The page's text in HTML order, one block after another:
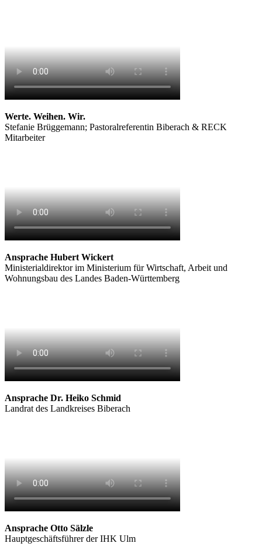
Werte. Weihen. Wir.
Stefanie Brüggemann; Pastoralreferentin Biberach & RECK
Mitarbeiter
Ansprache Hubert Wickert
Ministerialdirektor im Ministerium für Wirtschaft, Arbeit und
Wohnungsbau des Landes Baden-Württemberg
Ansprache Dr. Heiko Schmid
Landrat des Landkreises Biberach
Ansprache Otto Sälzle
Hauptgeschäftsführer der IHK Ulm